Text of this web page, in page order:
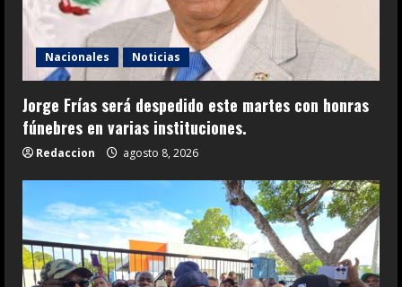
Nacionales Noticias
Jorge Frías será despedido este martes con honras
fúnebres en varias instituciones.
Redaccion agosto 8, 2026